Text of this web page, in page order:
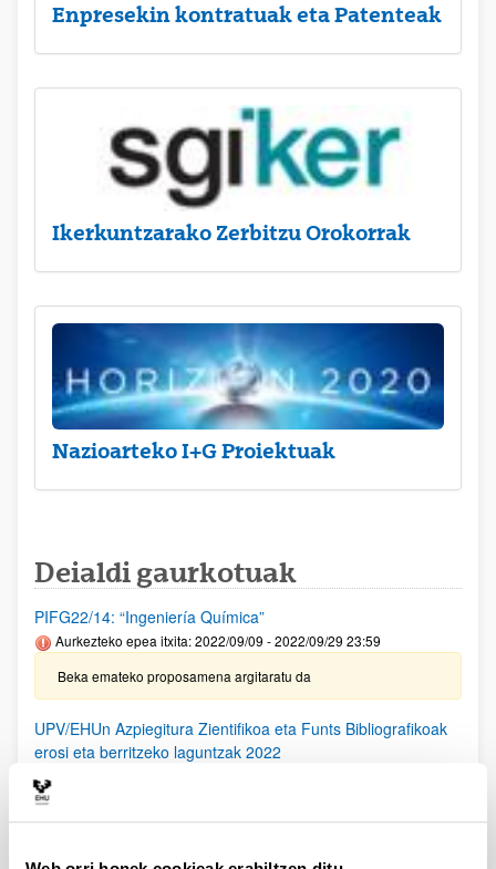
Enpresekin kontratuak eta Patenteak
Ikerkuntzarako Zerbitzu Orokorrak
Nazioarteko I+G Proiektuak
Deialdi gaurkotuak
PIFG22/14: “Ingeniería Química”
Aurkezteko epea itxita: 2022/09/09 - 2022/09/29 23:59
Beka emateko proposamena argitaratu da
UPV/EHUn Azpiegitura Zientifikoa eta Funts Bibliografikoak
erosi eta berritzeko laguntzak 2022